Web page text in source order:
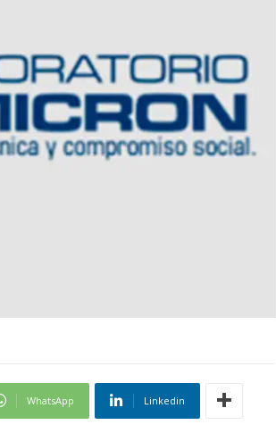
WhatsApp Linkedin